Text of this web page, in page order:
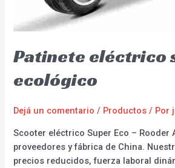
Patinete eléctrico
ecológico
Dejá un comentario / Productos / Por
Scooter eléctrico Super Eco – Rooder
proveedores y fábrica de China.
precios reducidos, fuerza laboral